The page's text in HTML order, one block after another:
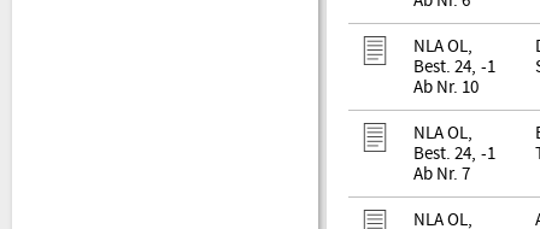
NLA OL,
Best. 24, -1
Ab Nr. 10
NLA OL,
Best. 24, -1
Ab Nr. 7
NLA OL,